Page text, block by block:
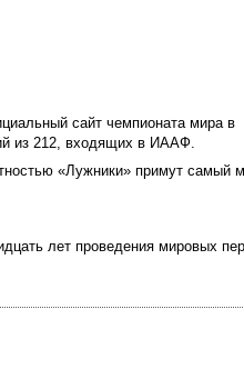
сайт чемпионата мира в
из 212, входящих в ИААФ.
«Лужники» примут самый
лет проведения мировых